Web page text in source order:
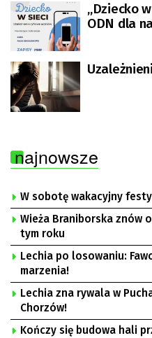
„Dziecko
ODN dla
najnowsze
W sobotę wakacyjny
Wieża Braniborska znów
tym roku
Lechia po losowaniu:
marzenia!
Lechia zna rywala w
Chorzów!
Kończy się budowa hali